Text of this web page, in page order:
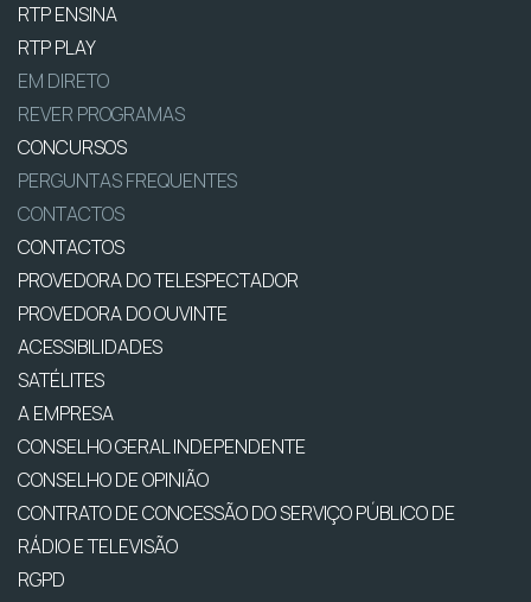
RTP ENSINA
RTP PLAY
EM DIRETO
REVER PROGRAMAS
CONCURSOS
PERGUNTAS FREQUENTES
CONTACTOS
CONTACTOS
PROVEDORA DO TELESPECTADOR
PROVEDORA DO OUVINTE
ACESSIBILIDADES
SATÉLITES
A EMPRESA
CONSELHO GERAL INDEPENDENTE
CONSELHO DE OPINIÃO
CONTRATO DE CONCESSÃO DO SERVIÇO PÚBLICO DE
RÁDIO E TELEVISÃO
RGPD